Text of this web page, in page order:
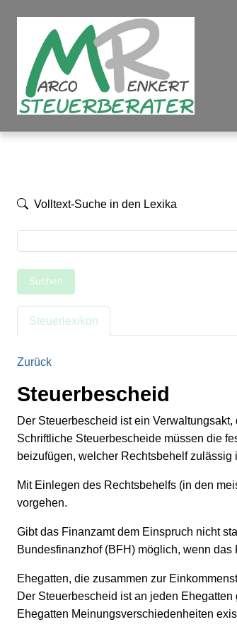
Volltext-Suche in den Lexika
Suchen
Steuerlexikon
Zurück
Steuerbescheid
Der Steuerbescheid ist ein
Schriftliche Steuerbescheide müssen die
beizufügen, welcher Rechtsbehelf
Mit Einlegen des Rechtsbehelfs (in den
vorgehen.
Gibt das Finanzamt dem Einspruch nicht
Bundesfinanzhof (BFH) möglich, wenn
Ehegatten, die zusammen zur
Der Steuerbescheid ist an jeden
Ehegatten Meinungsverschiedenheiten